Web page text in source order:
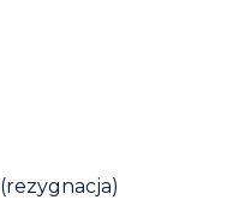
(rezygnacja)